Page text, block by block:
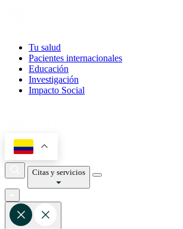
Tu salud
Pacientes internacionales
Educación
Investigación
Impacto Social
Citas y servicios